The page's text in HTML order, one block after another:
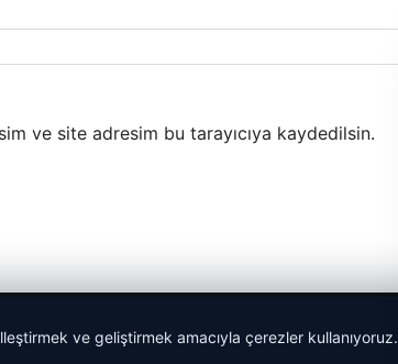
ve site adresim bu tarayıcıya kaydedilsin.
ve geliştirmek amacıyla çerezler kullanıyoruz.